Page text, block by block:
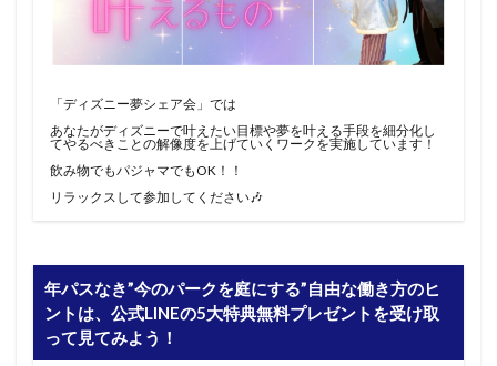
「ディズニー夢シェア会」では
あなたがディズニーで叶えたい目標や夢を叶える手段を細分化し
てやるべきことの解像度を上げていくワークを実施しています！
飲み物でもパジャマでもOK！！
リラックスして参加してください🎶
年パスなき”今のパークを庭にする”自由な働き方のヒ
ントは、公式LINEの5大特典無料プレゼントを受け取
って見てみよう！